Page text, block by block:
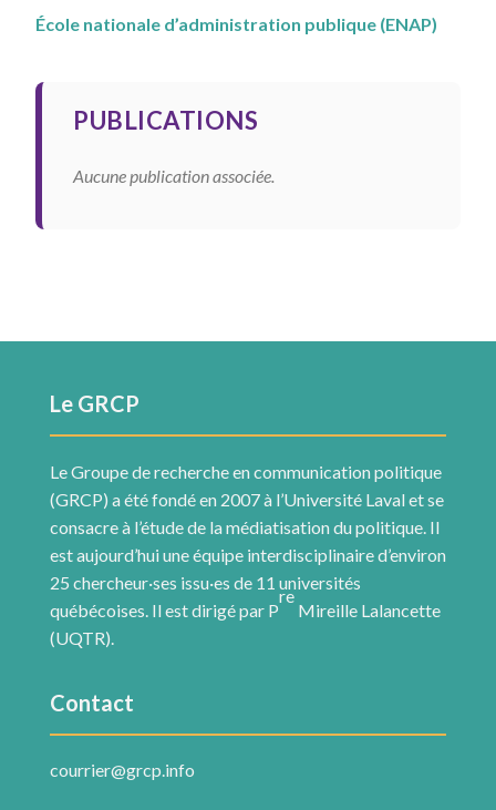
École nationale d’administration publique (ENAP)
PUBLICATIONS
Aucune publication associée.
Le GRCP
Le Groupe de recherche en communication politique
(GRCP) a été fondé en 2007 à l’Université Laval et se
consacre à l’étude de la médiatisation du politique. Il
est aujourd’hui une équipe interdisciplinaire d’environ
25 chercheur·ses issu·es de 11 universités
québécoises. Il est dirigé par P
re
Mireille Lalancette
(UQTR).
Contact
courrier@grcp.info